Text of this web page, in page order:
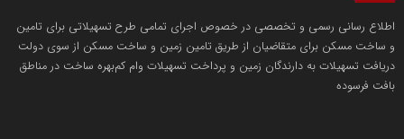
اطلاع رسانی رسمی و تخصصی در خصوص اجرای تمامی طرح تسهیلاتی برای تامین
و ساخت مسکن برای متقاضیان از طریق تامین زمین و ساخت مسکن از سوی دولت
دریافت تسهیلات به دارندگان زمین و پرداخت تسهیلات وام کم‌بهره ساخت در مناطق
بافت فرسوده